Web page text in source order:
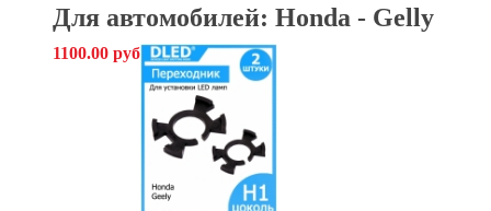
Для автомобилей: Honda - Gelly
1100.00 руб